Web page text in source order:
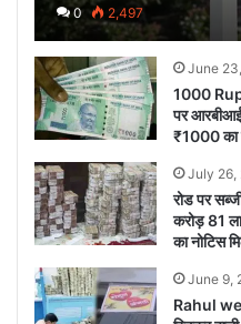
0
2,497
June
1000
पर आरबीआई
₹1000 का
July 26,
रोड पर
करोड़ 81
का नोटिस
June 9,
Rahul